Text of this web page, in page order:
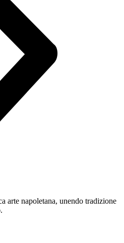
arte napoletana, unendo tradizione